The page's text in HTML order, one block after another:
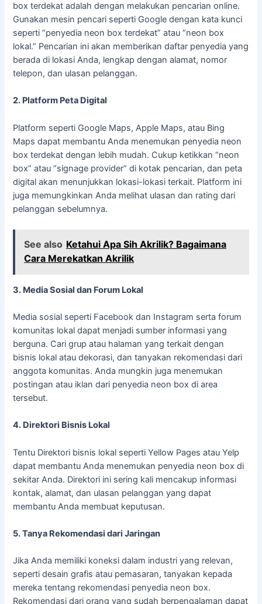
box terdekat adalah dengan melakukan pencarian online.
Gunakan mesin pencari seperti Google dengan kata kunci
seperti “penyedia neon box terdekat” atau “neon box
lokal.” Pencarian ini akan memberikan daftar penyedia yang
berada di lokasi Anda, lengkap dengan alamat, nomor
telepon, dan ulasan pelanggan.
2. Platform Peta Digital
Platform seperti Google Maps, Apple Maps, atau Bing
Maps dapat membantu Anda menemukan penyedia neon
box terdekat dengan lebih mudah. Cukup ketikkan “neon
box” atau “signage provider” di kotak pencarian, dan peta
digital akan menunjukkan lokasi-lokasi terkait. Platform ini
juga memungkinkan Anda melihat ulasan dan rating dari
pelanggan sebelumnya.
See also Ketahui Apa Sih Akrilik? Bagaimana
Cara Merekatkan Akrilik
3. Media Sosial dan Forum Lokal
Media sosial seperti Facebook dan Instagram serta forum
komunitas lokal dapat menjadi sumber informasi yang
berguna. Cari grup atau halaman yang terkait dengan
bisnis lokal atau dekorasi, dan tanyakan rekomendasi dari
anggota komunitas. Anda mungkin juga menemukan
postingan atau iklan dari penyedia neon box di area
tersebut.
4. Direktori Bisnis Lokal
Tentu Direktori bisnis lokal seperti Yellow Pages atau Yelp
dapat membantu Anda menemukan penyedia neon box di
sekitar Anda. Direktori ini sering kali mencakup informasi
kontak, alamat, dan ulasan pelanggan yang dapat
membantu Anda membuat keputusan.
5. Tanya Rekomendasi dari Jaringan
Jika Anda memiliki koneksi dalam industri yang relevan,
seperti desain grafis atau pemasaran, tanyakan kepada
mereka tentang rekomendasi penyedia neon box.
Rekomendasi dari orang yang sudah berpengalaman dapat